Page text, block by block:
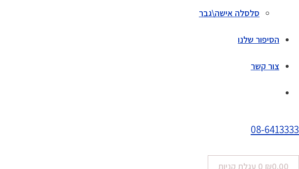
סלסלה אישה\גבר
הסיפור שלנו
צור קשר
08-6413333
₪0.00
0 עגלת קניות